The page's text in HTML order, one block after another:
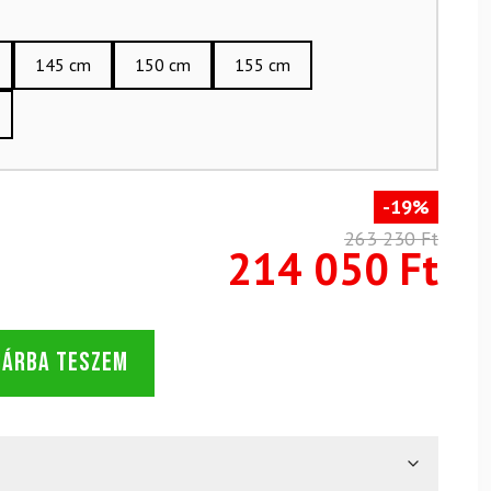
145 cm 150 cm 155 cm
-19%
263 230 Ft
214 050 Ft
TESZEM